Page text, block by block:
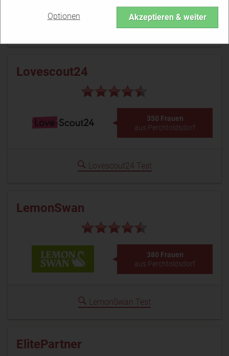
Optionen Akzeptieren & weiter
Parship Test
Lovescout24
350 Frauen
aus Perchtoldsdorf
Lovescout24 Test
LemonSwan
380 Frauen
aus Perchtoldsdorf
LemonSwan Test
ElitePartner